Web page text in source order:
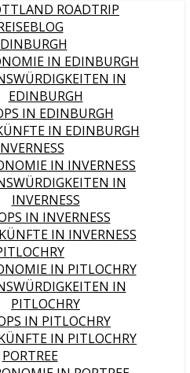
ROADTRIP
IN EDINBURGH
IN
EDINBURGH
IN EDINBURGH
IN EDINBURGH
IN INVERNESS
IN
INVERNESS
IN INVERNESS
IN INVERNESS
IN PITLOCHRY
IN
PITLOCHRY
IN PITLOCHRY
IN PITLOCHRY
PORTREE